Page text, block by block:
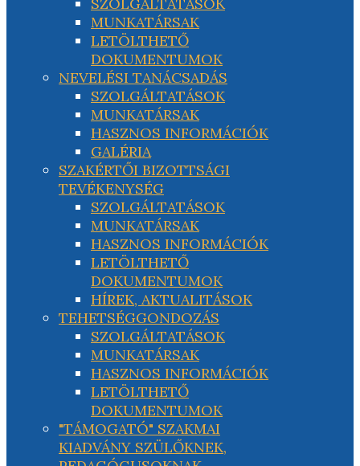
MUNKATÁRSAK
LETÖLTHETŐ
DOKUMENTUMOK
NEVELÉSI TANÁCSADÁS
SZOLGÁLTATÁSOK
MUNKATÁRSAK
HASZNOS INFORMÁCIÓK
GALÉRIA
SZAKÉRTŐI BIZOTTSÁGI
TEVÉKENYSÉG
SZOLGÁLTATÁSOK
MUNKATÁRSAK
HASZNOS INFORMÁCIÓK
LETÖLTHETŐ
DOKUMENTUMOK
HÍREK, AKTUALITÁSOK
TEHETSÉGGONDOZÁS
SZOLGÁLTATÁSOK
MUNKATÁRSAK
HASZNOS INFORMÁCIÓK
LETÖLTHETŐ
DOKUMENTUMOK
"TÁMOGATÓ" SZAKMAI
KIADVÁNY SZÜLŐKNEK,